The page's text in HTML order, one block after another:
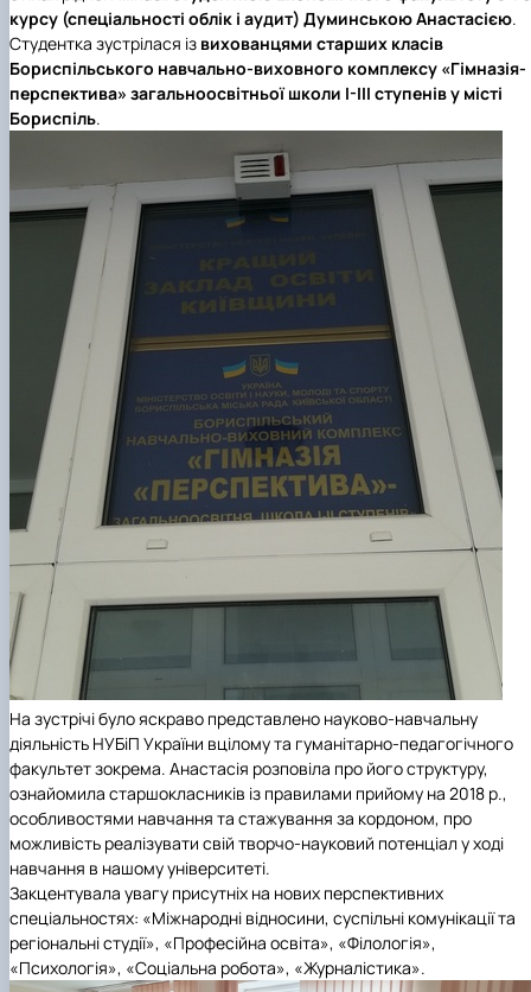
Підготовка до вступу в аспірантуру
Правила прийому 2026
Контактні дані
Профорієнтаційна діяльність
Дні відкритих дверей
Інформація і політика
HistoryEU
курсу (спеціальності облік і аудит) Думинською Анастасією.
Студентка зустрілася із вихованцями старших класів
Бориспільського навчально-виховного комплексу «Гімназія-
перспектива» загальноосвітньої школи І-ІІІ ступенів у місті
Бориспіль.
На зустрічі було яскраво представлено науково-навчальну
діяльність НУБіП України вцілому та гуманітарно-педагогічного
факультет зокрема. Анастасія розповіла про його структуру,
ознайомила старшокласників із правилами прийому на 2018 р.,
особливостями навчання та стажування за кордоном, про
можливість реалізувати свій творчо-науковий потенціал у ході
навчання в нашому університеті.
Закцентувала увагу присутніх на нових перспективних
спеціальностях: «Міжнародні відносини, суспільні комунікації та
регіональні студії», «Професійна освіта», «Філологія»,
«Психологія», «Соціальна робота», «Журналістика».